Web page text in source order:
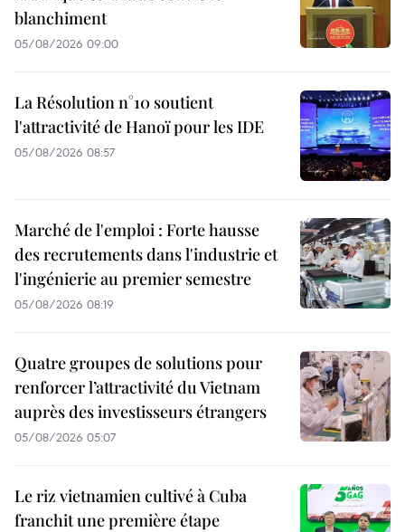
blanchiment
05/08/2026 09:00
La Résolution n°10 soutient
l'attractivité de Hanoï pour les IDE
05/08/2026 08:57
Marché de l'emploi : Forte hausse
des recrutements dans l'industrie et
l'ingénierie au premier semestre
05/08/2026 08:19
Quatre groupes de solutions pour
renforcer l’attractivité du Vietnam
auprès des investisseurs étrangers
05/08/2026 05:07
Le riz vietnamien cultivé à Cuba
franchit une première étape